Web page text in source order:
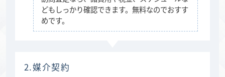
どもしっかり確認できます。無料なのでおすす
めです。
2.媒介契約